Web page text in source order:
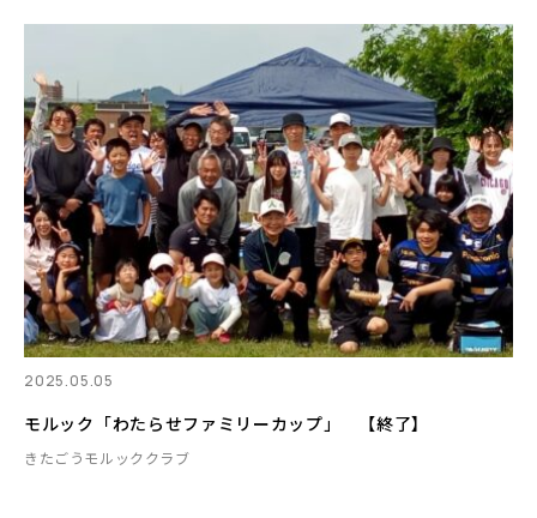
2025.05.05
モルック「わたらせファミリーカップ」 【終了】
きたごうモルッククラブ